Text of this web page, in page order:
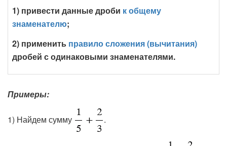
1) привести данные дроби к общему
знаменателю;
2) применить правило сложения (вычитания)
дробей с одинаковыми знаменателями.
Примеры:
1) Найдем сумму .